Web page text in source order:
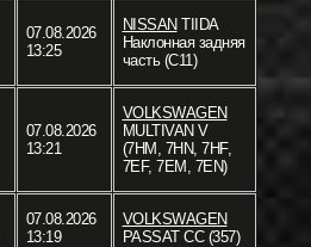
07.08.2026
13:25
NISSAN TIIDA
Наклонная задняя
часть (C11)
07.08.2026
13:21
VOLKSWAGEN
MULTIVAN V
(7HM, 7HN, 7HF,
7EF, 7EM, 7EN)
07.08.2026
13:19
VOLKSWAGEN
PASSAT CC (357)